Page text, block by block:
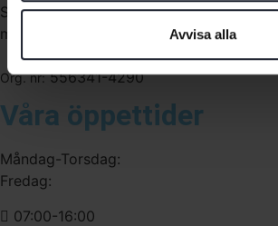
Avvisa alla
Sverige. Av oss får du professionell
medarbetare med gedigen erfarenhet.
Org. nr:556341-4290
Våra öppettider
Måndag-Torsdag:
Fredag:
07:00-16:00